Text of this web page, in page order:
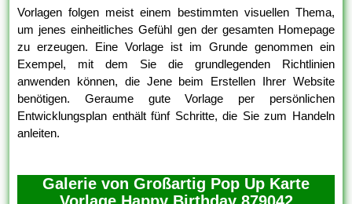
Vorlagen folgen meist einem bestimmten visuellen Thema,
um jenes einheitliches Gefühl gen der gesamten Homepage
zu erzeugen. Eine Vorlage ist im Grunde genommen ein
Exempel, mit dem Sie die grundlegenden Richtlinien
anwenden können, die Jene beim Erstellen Ihrer Website
benötigen. Geraume gute Vorlage per persönlichen
Entwicklungsplan enthält fünf Schritte, die Sie zum Handeln
anleiten.
Galerie von Großartig Pop Up Karte